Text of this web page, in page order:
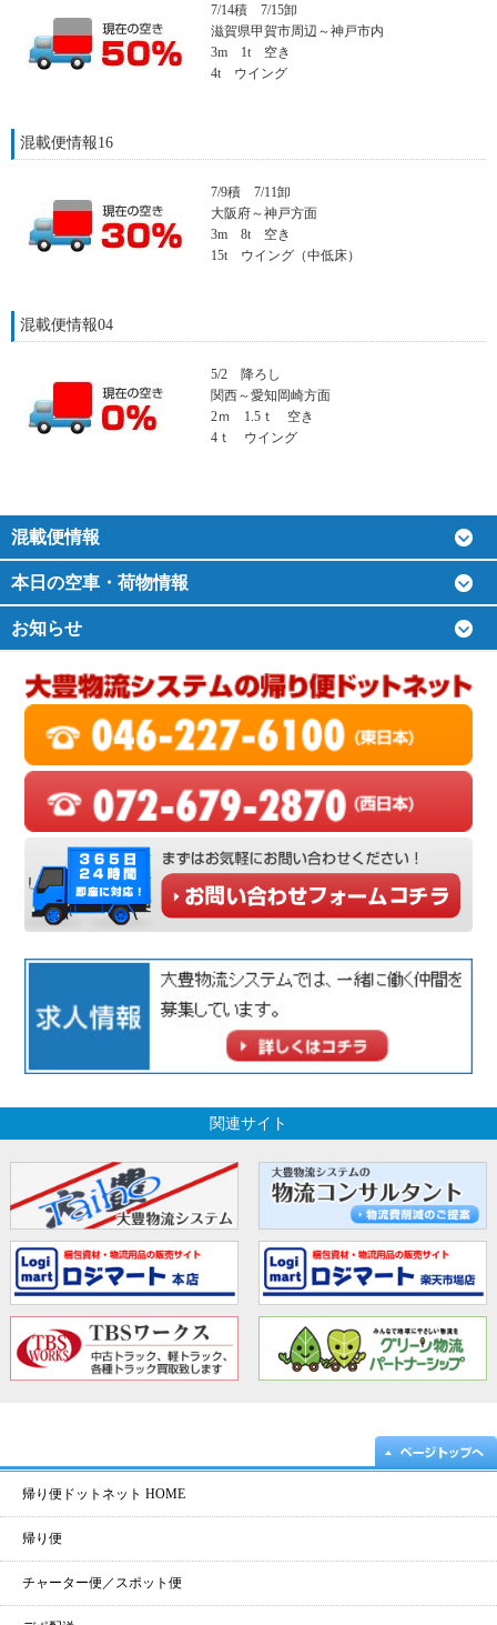
7/14積 7/15卸
滋賀県甲賀市周辺～神戸市内
3m 1t 空き
4t ウイング
混載便情報16
7/9積 7/11卸
大阪府～神戸方面
3m 8t 空き
15t ウイング（中低床）
混載便情報04
5/2 降ろし
関西～愛知岡崎方面
2ｍ 1.5ｔ 空き
4ｔ ウイング
混載便情報
本日の空車・荷物情報
お知らせ
関連サイト
帰り便ドットネット HOME
帰り便
チャーター便／スポット便